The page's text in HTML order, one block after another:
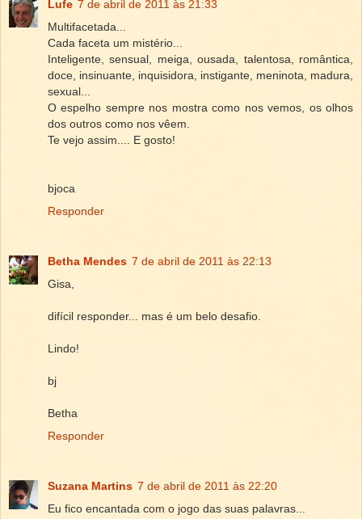
Lufe 7 de abril de 2011 às 21:33
Multifacetada...
Cada faceta um mistério...
Inteligente, sensual, meiga, ousada, talentosa, romântica,
doce, insinuante, inquisidora, instigante, meninota, madura,
sexual...
O espelho sempre nos mostra como nos vemos, os olhos
dos outros como nos vêem.
Te vejo assim.... E gosto!
bjoca
Responder
Betha Mendes 7 de abril de 2011 às 22:13
Gisa,
difícil responder... mas é um belo desafio.
Lindo!
bj
Betha
Responder
Suzana Martins 7 de abril de 2011 às 22:20
Eu fico encantada com o jogo das suas palavras...